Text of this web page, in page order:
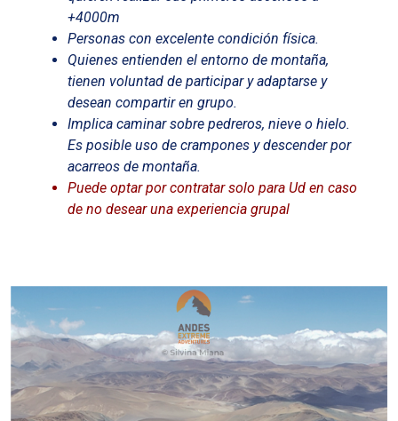
+4000m
Personas con excelente condición física.
Quienes entienden el entorno de montaña,
tienen voluntad de participar y adaptarse y
desean compartir en grupo.
Implica caminar sobre pedreros, nieve o hielo.
Es posible uso de crampones y descender por
acarreos de montaña.
Puede optar por contratar solo para Ud en caso
de no desear una experiencia grupal